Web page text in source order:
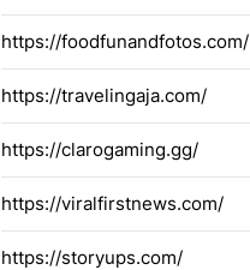
https://foodfunandfotos.com/
https://travelingaja.com/
https://clarogaming.gg/
https://viralfirstnews.com/
https://storyups.com/